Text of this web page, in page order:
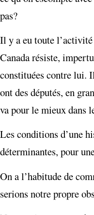
pas?
Il y a eu toute
Canada résiste,
constituées contre lui.
ont des députés, en
va pour le mieux dans
Les conditions d’une
déterminantes, pour
On a l’habitude de
serions notre propre